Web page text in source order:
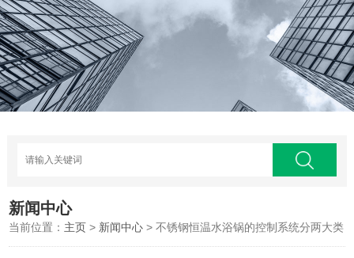
新闻中心
当前位置： 主页 > 新闻中心 > 不锈钢恒温水浴锅的控制系统分两大类